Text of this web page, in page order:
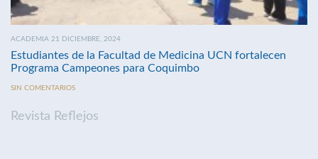
ACADEMIA 21 DICIEMBRE, 2024
Estudiantes de la Facultad de Medicina UCN fortalecen
Programa Campeones para Coquimbo
SIN COMENTARIOS
Revista Reflejos